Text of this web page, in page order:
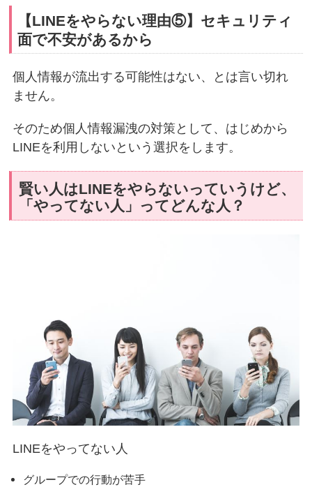
【LINEをやらない理由⑤】セキュリティ
面で不安があるから
個人情報が流出する可能性はない、とは言い切れ
ません。
そのため個人情報漏洩の対策として、はじめから
LINEを利用しないという選択をします。
賢い人はLINEをやらないっていうけど、
「やってない人」ってどんな人？
LINEをやってない人
グループでの行動が苦手